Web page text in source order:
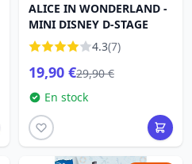
ALICE IN WONDERLAND -
MINI DISNEY D-STAGE
4.3(7)
19,90 €29,90 €
En stock